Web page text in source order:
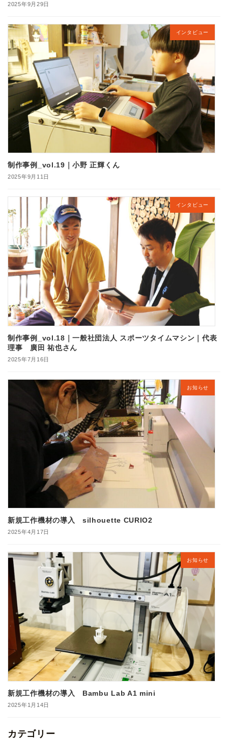
2025年9月29日
インタビュー
制作事例_vol.19｜小野 正輝くん
2025年9月11日
インタビュー
制作事例_vol.18｜一般社団法人 スポーツタイムマシン｜代表
理事 廣田 祐也さん
2025年7月16日
お知らせ
新規工作機材の導入 silhouette CURIO2
2025年4月17日
お知らせ
新規工作機材の導入 Bambu Lab A1 mini
2025年1月14日
カテゴリー